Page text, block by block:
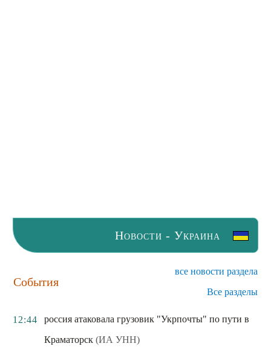
Новости - Украина
События
все новости раздела
Все разделы
12:44
россия атаковала грузовик "Укрпочты" по пути в
Краматорск (ИА УНН)